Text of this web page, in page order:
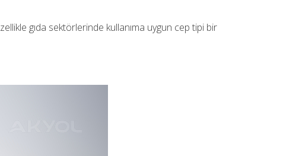
gıda sektörlerinde kullanıma uygun cep tipi bir